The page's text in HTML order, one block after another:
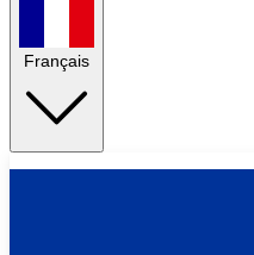
Français